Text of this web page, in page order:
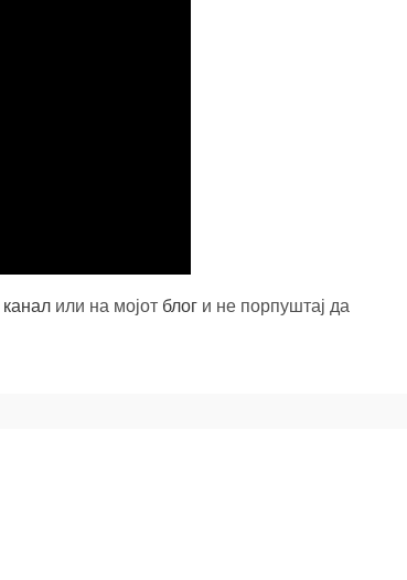
канал или на мојот блог и не порпуштај да